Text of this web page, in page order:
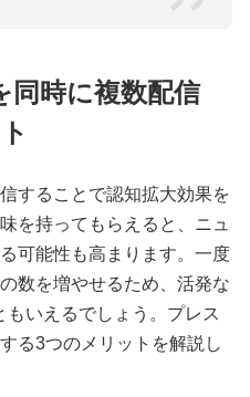
同時に複数配信
することで認知拡大効果を
を持ってもらえると、ニュ
可能性も高まります。一度
数を増やせるため、活発な
いえるでしょう。プレス
る3つのメリットを解説し